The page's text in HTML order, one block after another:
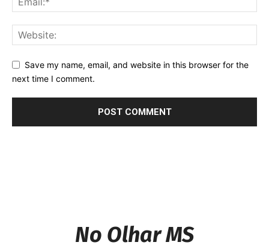
Save my name, email, and website in this browser for the
next time I comment.
No Olhar MS